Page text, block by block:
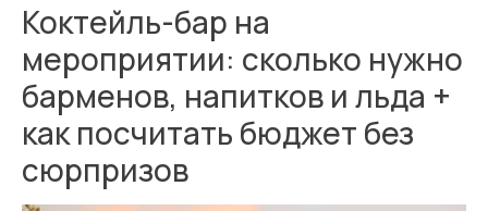
Коктейль-бар на
мероприятии: сколько нужно
барменов, напитков и льда +
как посчитать бюджет без
сюрпризов